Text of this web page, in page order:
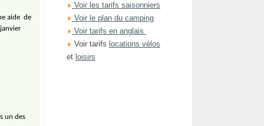
aide de
un des
Voir les tarifs saisonniers
Voir le plan du camping
Voir tarifs en anglais
Voir tarifs locations vélos
et loisirs